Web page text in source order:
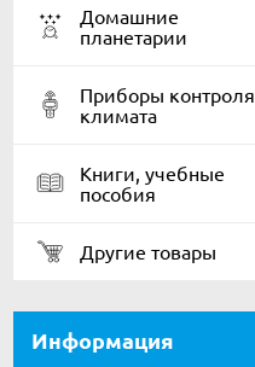
Домашние
планетарии
Приборы контроля
климата
Книги, учебные
пособия
Другие товары
Информация